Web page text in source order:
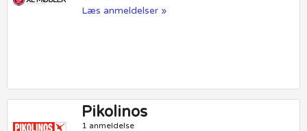
Læs anmeldelser »
Pikolinos
1 anmeldelse